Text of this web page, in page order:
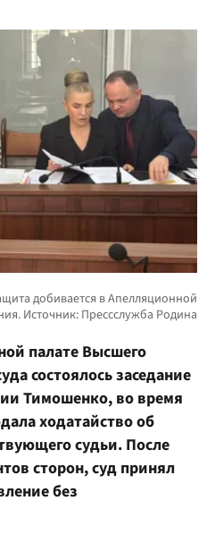
палате Высшего
состоялось заседание
Тимошенко, во время
ходатайство об
судьи. После
сторон, суд принял
без